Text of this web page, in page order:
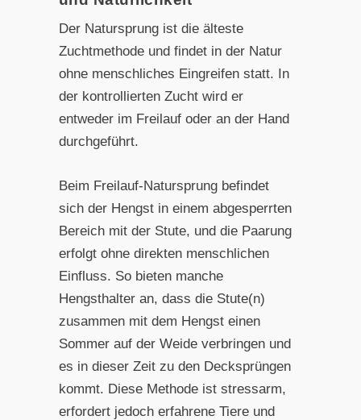
Der Natursprung ist die älteste
Zuchtmethode und findet in der Natur
ohne menschliches Eingreifen statt. In
der kontrollierten Zucht wird er
entweder im Freilauf oder an der Hand
durchgeführt.
Beim Freilauf-Natursprung befindet
sich der Hengst in einem abgesperrten
Bereich mit der Stute, und die Paarung
erfolgt ohne direkten menschlichen
Einfluss. So bieten manche
Hengsthalter an, dass die Stute(n)
zusammen mit dem Hengst einen
Sommer auf der Weide verbringen und
es in dieser Zeit zu den Decksprüngen
kommt. Diese Methode ist stressarm,
erfordert jedoch erfahrene Tiere und